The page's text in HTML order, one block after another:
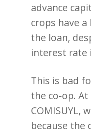
advance
crops have
the loan,
interest rate
This is bad
the co-op.
COMISUYL,
because the